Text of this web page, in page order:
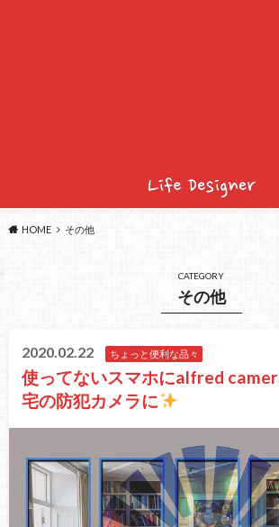
HOME その他
CATEGORY
その他
2020.02.22 ちょっと便利な品々
使ってないスマホにalfred
宅の防犯カメラに